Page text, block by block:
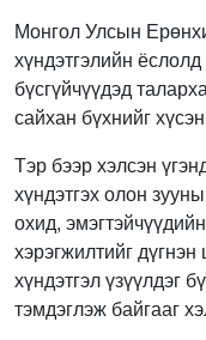
Монгол Улсын
хүндэтгэлийн
бүсгүйчүүдэд
сайхан бүхнийг
Тэр бээр хэлсэн
хүндэтгэх олон
охид,
хэрэгжилтийг дүгнэн
хүндэтгэл үзүүлдэг
тэмдэглэж байгааг